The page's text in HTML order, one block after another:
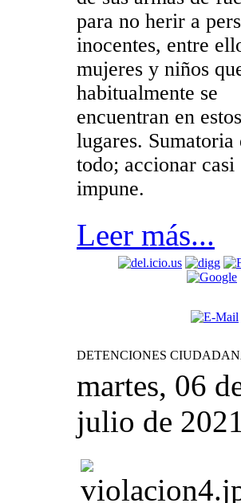
para no herir a
inocentes, entre
mujeres y niños
habitualmente se
encuentran en estos
lugares. Sumatoria
todo; accionar casi
impune.
Leer más...
DETENCIONES
martes, 06
julio de